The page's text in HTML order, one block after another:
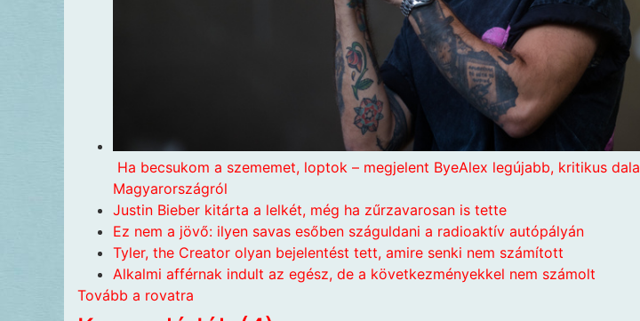
Ha becsukom a szememet, loptok – megjelent ByeAlex legújabb, kritikus dala
Magyarországról
Justin Bieber kitárta a lelkét, még ha zűrzavarosan is tette
Ez nem a jövő: ilyen savas esőben száguldani a radioaktív autópályán
Tyler, the Creator olyan bejelentést tett, amire senki nem számított
Alkalmi afférnak indult az egész, de a következményekkel nem számolt
Tovább a rovatra